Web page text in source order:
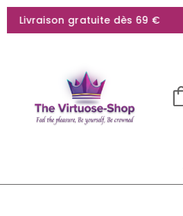
gratuite dès 69 €